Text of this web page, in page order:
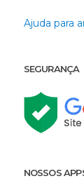
Ajuda para
SEGURANÇA
NOSSOS